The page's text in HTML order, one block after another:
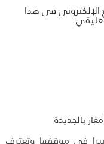
الإلكتروني في هذا
بالجديدة